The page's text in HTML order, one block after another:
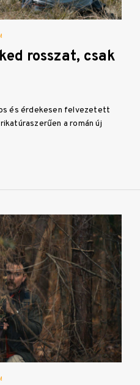
rosszat, csak
és érdekesen felvezetett
a román új